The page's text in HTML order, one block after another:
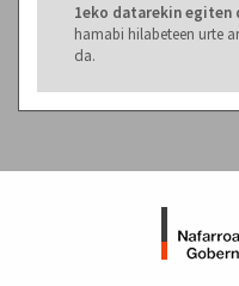
1eko datarekin egiten
hamabi hilabeteen urte
da.